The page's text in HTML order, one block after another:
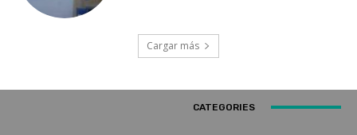
Cargar más
CATEGORIES